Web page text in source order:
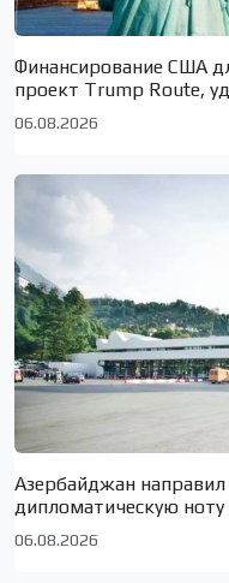
Финансирование США
проект Trump Route,
06.08.2026
Азербайджан
дипломатическую ноту
06.08.2026